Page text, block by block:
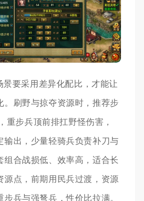
景要采用差异化配比，才能让
。刷野与掠夺资源时，推荐步
重步兵顶前排扛野怪伤害，
输出，少量轻骑兵负责补刀与
组合战损低、效率高，适合长
源点，前期用民兵过渡，资源
步兵与强弩兵，性价比拉满。